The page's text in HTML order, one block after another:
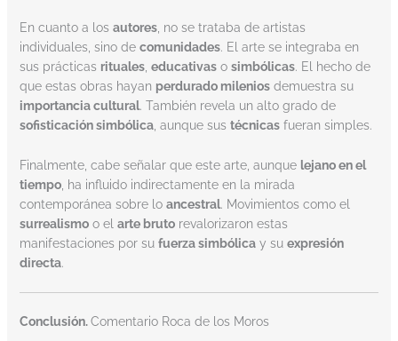
En cuanto a los autores, no se trataba de artistas
individuales, sino de comunidades. El arte se integraba en
sus prácticas rituales, educativaso simbólicas. El hecho de
que estas obras hayan perdurado mileniosdemuestra su
importancia cultural. También revela un alto grado de
sofisticación simbólica, aunque sus técnicasfueran simples.
Finalmente, cabe señalar que este arte, aunque lejano en el
tiempo, ha influido indirectamente en la mirada
contemporánea sobre lo ancestral. Movimientos como el
surrealismoo el arte brutorevalorizaron estas
manifestaciones por su fuerza simbólicay su expresión
directa.
Conclusión.Comentario Roca de los Moros